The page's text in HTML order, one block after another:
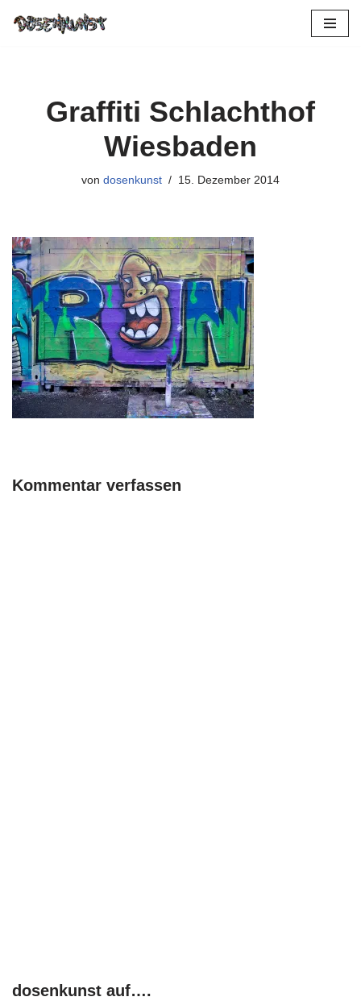
Graffiti Schlachthof
Wiesbaden
von dosenkunst 15. Dezember 2014
Kommentar verfassen
dosenkunst auf….